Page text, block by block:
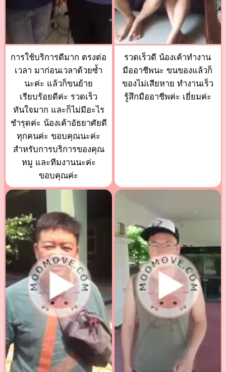
การใช้บริการดีมาก ตรงต่อ
เวลา มาก่อนเวลาด้วยซ้ำ
นะค่ะ แล้วก็ขนย้าย
เรียบร้อยดีค่ะ รวดเร็ว
ทันใจมาก และก็ไม่มีอะไร
ชำรุดค่ะ น้องเค้าอัธยาศัยดี
ทุกคนค่ะ ขอบคุณนะค่ะ
สำหรับการบริการของคุณ
หมู และทีมงานนะค่ะ
ขอบคุณค่ะ
รวดเร็วดี น้องเค้าทำงาน
มืออาชีพนะ ขนของแล้วก็
ของไม่เสียหาย ทำงานเร็ว
รู้สึกมืออาชีพค่ะ เยี่ยมค่ะ